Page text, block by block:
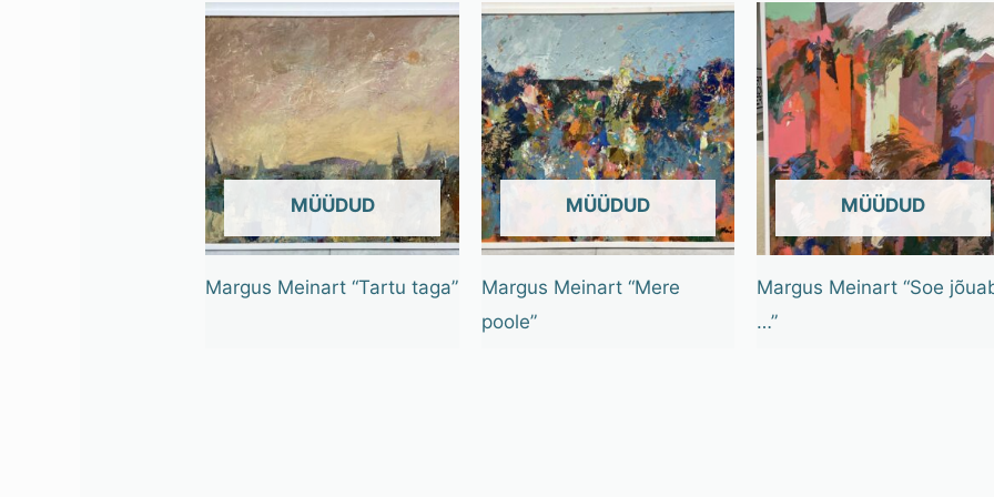
OUT OF STOCK
Margus Meinart “Tartu taga”
OUT OF STOCK
Margus Meinart “Mere
poole”
OUT OF STOCK
Margus Meinart “Soe
…”